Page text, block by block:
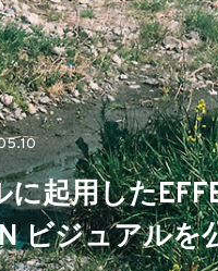
起用した
ビジュアルを